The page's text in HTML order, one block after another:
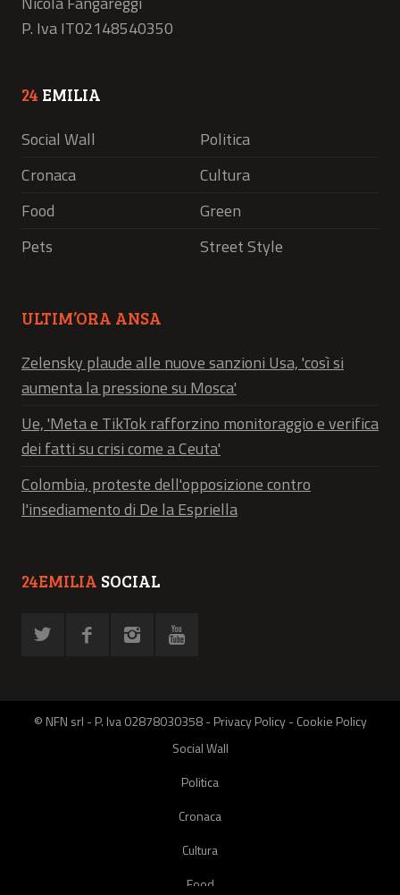
P. Iva IT02148540350
24 EMILIA
Social Wall
Politica
Cronaca
Cultura
Food
Green
Pets
Street Style
ULTIM’ORA ANSA
Zelensky plaude alle nuove sanzioni Usa, 'così si
aumenta la pressione su Mosca'
Ue, 'Meta e TikTok rafforzino monitoraggio e verifica
dei fatti su crisi come a Ceuta'
Colombia, proteste dell'opposizione contro
l'insediamento di De la Espriella
24EMILIA SOCIAL
© NFN srl - P. Iva 02878030358 -Privacy Policy-Cookie Policy
Social Wall
Politica
Cronaca
Cultura
Food